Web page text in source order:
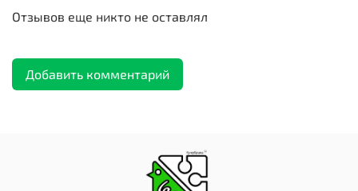
Отзывов еще никто не оставлял
Добавить комментарий